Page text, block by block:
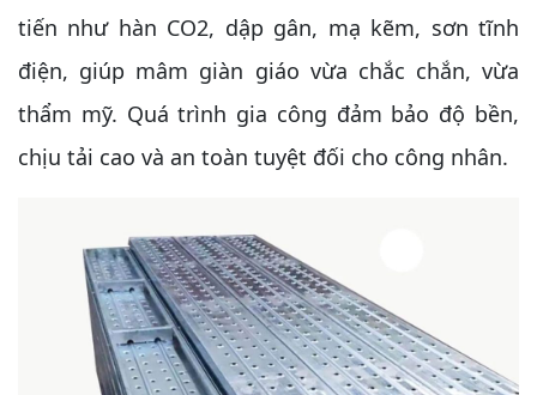
tiến như hàn CO2, dập gân, mạ kẽm, sơn tĩnh
điện, giúp mâm giàn giáo vừa chắc chắn, vừa
thẩm mỹ. Quá trình gia công đảm bảo độ bền,
chịu tải cao và an toàn tuyệt đối cho công nhân.